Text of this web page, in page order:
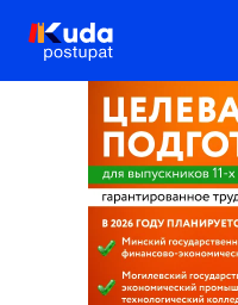
Логин
Пароль
Назад